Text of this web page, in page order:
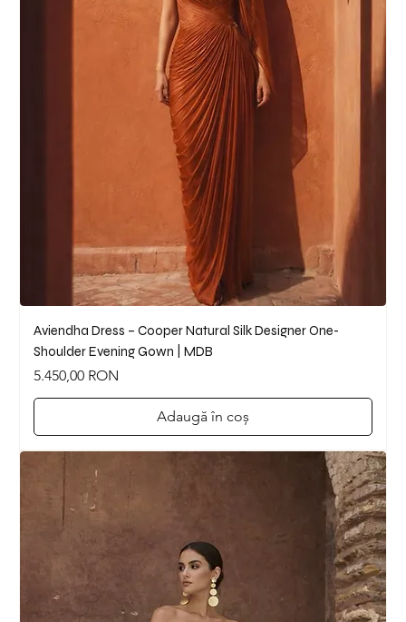
Aviendha Dress – Cooper Natural Silk Designer One-
Shoulder Evening Gown | MDB
Preț
5.450,00 RON
Adaugă în coș